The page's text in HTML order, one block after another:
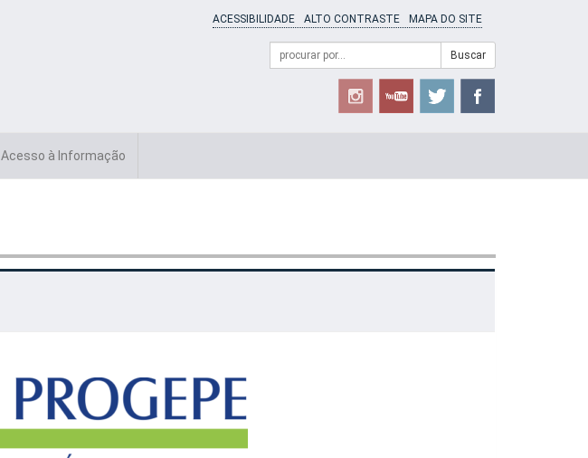
ACESSIBILIDADE ALTO CONTRASTE MAPA DO SITE
Formulário
Campo
de
Buscar
Acesso à Informação